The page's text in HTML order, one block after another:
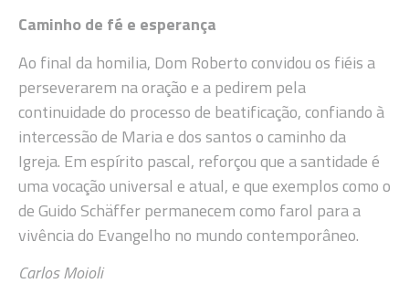
Caminho de fé e esperança
Ao final da homilia, Dom Roberto convidou os fiéis a
perseverarem na oração e a pedirem pela
continuidade do processo de beatificação, confiando à
intercessão de Maria e dos santos o caminho da
Igreja. Em espírito pascal, reforçou que a santidade é
uma vocação universal e atual, e que exemplos como o
de Guido Schäffer permanecem como farol para a
vivência do Evangelho no mundo contemporâneo.
Carlos Moioli